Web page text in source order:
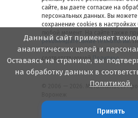
сайте, вы даете согласие на
персональных данных. Вы можете
сохранение cookies в настройках
рекомендательные технологии.
обработке персональных
соответствующей
Политике.
© 2006 — 2026. Металлинвест
Данный сайт применяет
аналитических целей и
Оставаясь на странице, вы
на обработку данных в
Политикой.
Принять